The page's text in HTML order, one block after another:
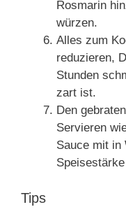
Rosmarin
würzen.
Alles zum
reduzieren,
Stunden
zart ist.
Den
Servieren
Sauce mit in
Tips